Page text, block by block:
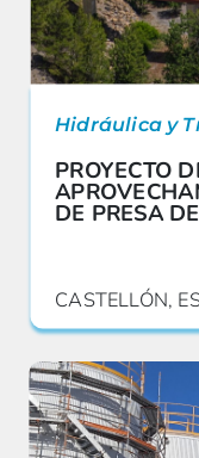
Hidráulica y
PROYECTO
DE PRESA
CASTELLÓN,